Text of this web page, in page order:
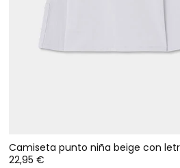
22,95 €